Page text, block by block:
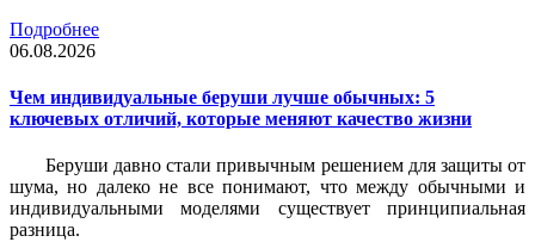
Подробнее
06.08.2026
Чем индивидуальные беруши лучше обычных: 5
ключевых отличий, которые меняют качество жизни
Беруши давно стали привычным решением для защиты от
шума, но далеко не все понимают, что между обычными и
индивидуальными моделями существует принципиальная
разница.